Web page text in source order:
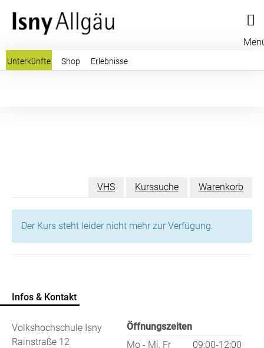
Unterkünfte Shop Erlebnisse
VHS Kurssuche Warenkorb
Der Kurs steht leider nicht mehr zur Verfügung.
Infos & Kontakt
Volkshochschule Isny
Rainstraße 12
Öffnungszeiten
Mo - Mi, Fr
09:00-12:00